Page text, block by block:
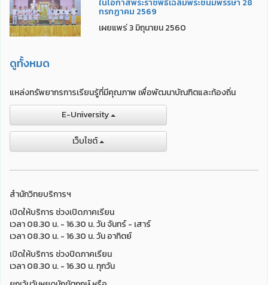
ในโอกาสพระราชพิธีเฉลิมพระชนมพรรษา 28
กรกฏาคม 2569
เผยแพร่ 3 มิถุนายน 2560
ดูทั้งหมด
แหล่งทรัพยากรการเรียนรู้ที่มีคุณภาพ เพื่อพัฒนาบัณฑิตและท้องถิ่น
E-University
เว็บไชต์
สำนักวิทยบริการฯ
เปิดให้บริการ ช่วงเปิดภาคเรียน
เวลา 08.30 น. - 16.30 น. วัน จันทร์ - เสาร์
เวลา 08.30 น. - 16.30 น. วัน อาทิตย์
เปิดให้บริการ ช่วงปิดภาคเรียน
เวลา 08.30 น. - 16.30 น. ทุกวัน